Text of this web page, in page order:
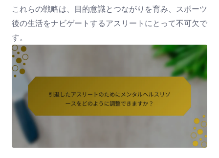
これらの戦略は、目的意識とつながりを育み、スポーツ
後の生活をナビゲートするアスリートにとって不可欠で
す。